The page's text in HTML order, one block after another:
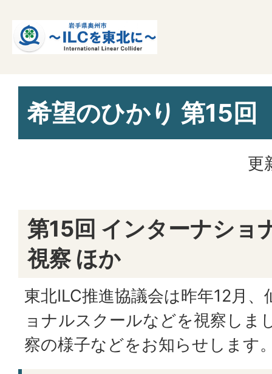
希望のひかり 第15回
更
第15回 インターナショ
視察 ほか
東北ILC推進協議会は昨年12月
ョナルスクールなどを視察しま
察の様子などをお知らせします